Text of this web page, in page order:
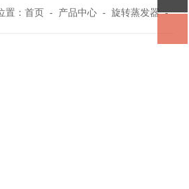
置： 首页 - 产品中心 - 旋转蒸发器-